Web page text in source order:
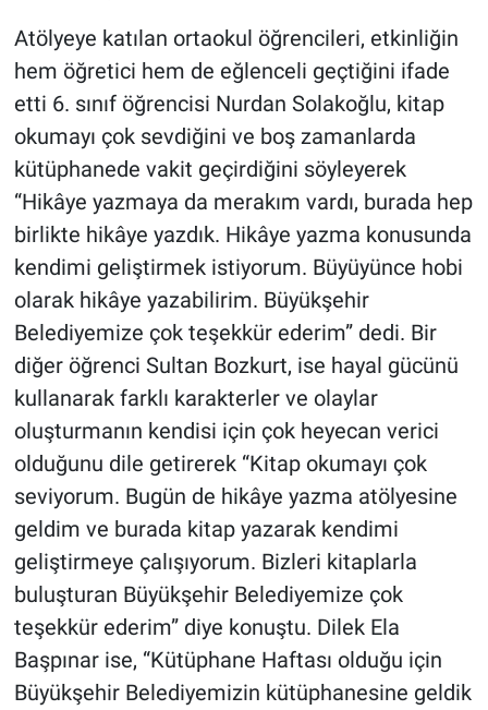
Atölyeye katılan ortaokul öğrencileri, etkinliğin
hem öğretici hem de eğlenceli geçtiğini ifade
etti 6. sınıf öğrencisi Nurdan Solakoğlu, kitap
okumayı çok sevdiğini ve boş zamanlarda
kütüphanede vakit geçirdiğini söyleyerek
“Hikâye yazmaya da merakım vardı, burada hep
birlikte hikâye yazdık. Hikâye yazma konusunda
kendimi geliştirmek istiyorum. Büyüyünce hobi
olarak hikâye yazabilirim. Büyükşehir
Belediyemize çok teşekkür ederim” dedi. Bir
diğer öğrenci Sultan Bozkurt, ise hayal gücünü
kullanarak farklı karakterler ve olaylar
oluşturmanın kendisi için çok heyecan verici
olduğunu dile getirerek “Kitap okumayı çok
seviyorum. Bugün de hikâye yazma atölyesine
geldim ve burada kitap yazarak kendimi
geliştirmeye çalışıyorum. Bizleri kitaplarla
buluşturan Büyükşehir Belediyemize çok
teşekkür ederim” diye konuştu. Dilek Ela
Başpınar ise, “Kütüphane Haftası olduğu için
Büyükşehir Belediyemizin kütüphanesine geldik